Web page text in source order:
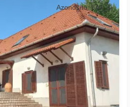
Azonosító: 544_ai